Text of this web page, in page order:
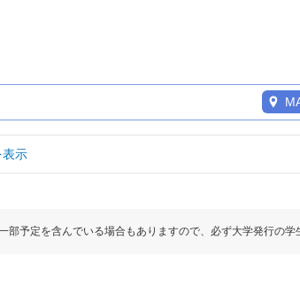
示
予定を含んでいる場合もありますので、必ず大学発行の学